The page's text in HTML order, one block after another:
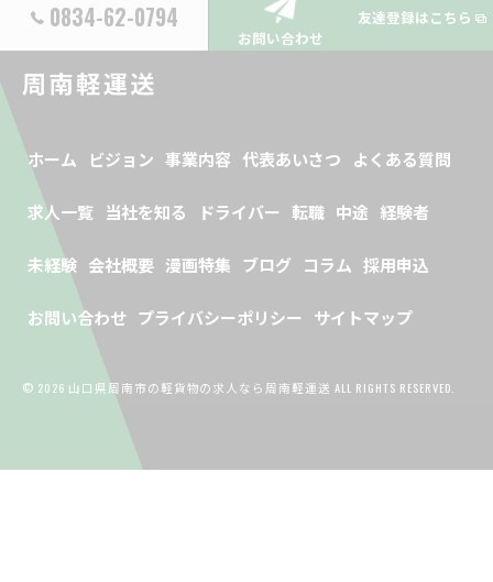
0834-62-0794
お問い合わせ
友達登録はこちら
ホーム ビジョン 事業内容 代表あいさつ よくある質問
求人一覧 当社を知る ドライバー 転職 中途 経験者
未経験 会社概要 漫画特集 ブログ コラム 採用申込
お問い合わせ プライバシーポリシー サイトマップ
© 2026 山口県周南市の軽貨物の求人なら周南軽運送 ALL RIGHTS RESERVED.